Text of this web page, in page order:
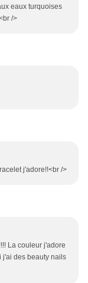
eaux turquoises
/>
j'adore!!<br />
La couleur j'adore
j'ai des beauty nails